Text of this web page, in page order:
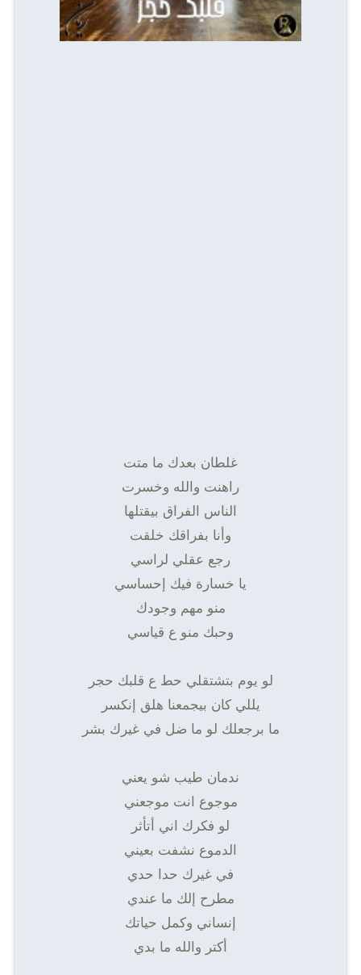
غلطان بعدك ما متت
راهنت والله وخسرت
الناس الفراق بيقتلها
وأنا بفراقك خلقت
رجع عقلي لراسي
يا خسارة فيك إحساسي
منو مهم وجودك
وحبك منو ع قياسي
لو يوم بتشتقلي حط ع قلبك حجر
يللي كان بيجمعنا هلق إنكسر
ما برجعلك لو ما ضل في غيرك بشر
ندمان طيب شو يعني
موجوع انت موجعني
لو فكرك اني أتأثر
الدموع نشفت بعيني
في غيرك حدا حدي
مطرح إلك ما عندي
إنساني وكمل حياتك
أكتر والله ما بدي